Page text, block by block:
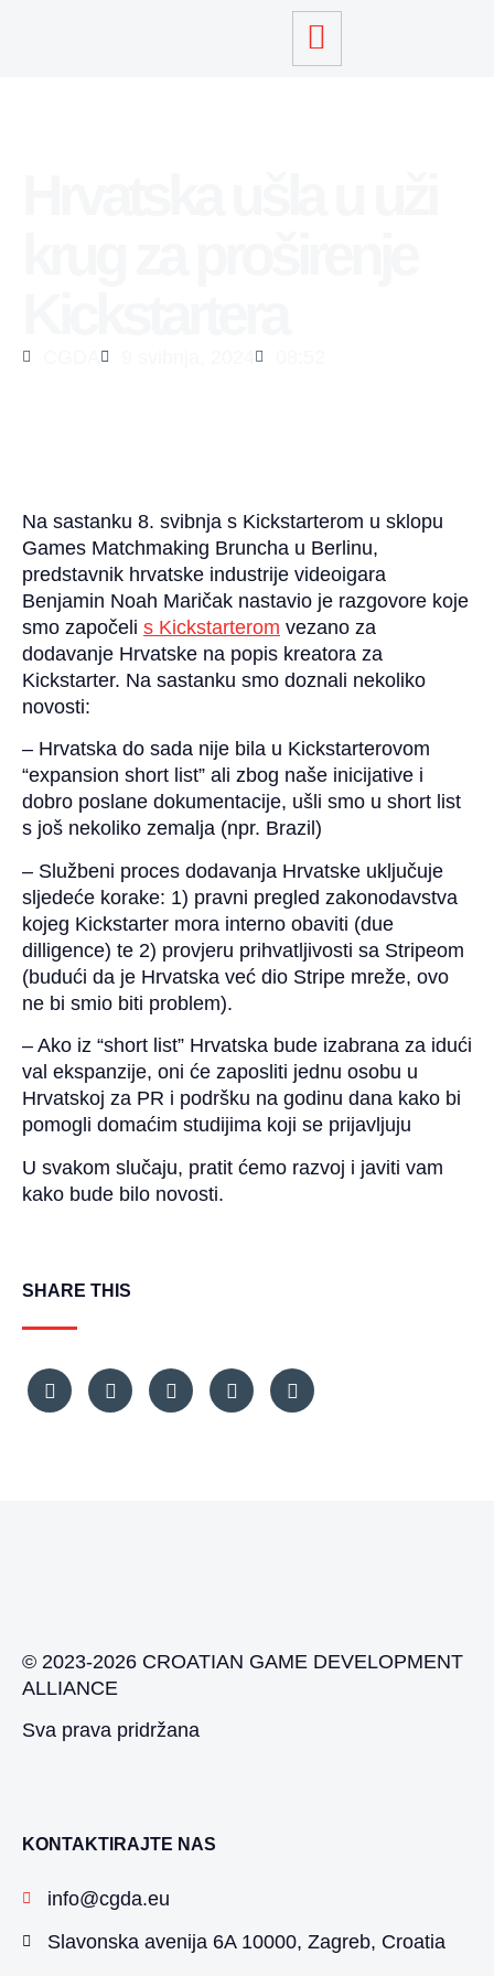
Na sastanku 8. svibnja s Kickstarterom u sklopu
Games Matchmaking Bruncha u Berlinu,
predstavnik hrvatske industrije videoigara
Benjamin Noah Maričak nastavio je razgovore koje
smo započeli s Kickstarterom vezano za
dodavanje Hrvatske na popis kreatora za
Kickstarter. Na sastanku smo doznali nekoliko
novosti:
– Hrvatska do sada nije bila u Kickstarterovom
“expansion short list” ali zbog naše inicijative i
dobro poslane dokumentacije, ušli smo u short list
s još nekoliko zemalja (npr. Brazil)
– Službeni proces dodavanja Hrvatske uključuje
sljedeće korake: 1) pravni pregled zakonodavstva
kojeg Kickstarter mora interno obaviti (due
dilligence) te 2) provjeru prihvatljivosti sa Stripeom
(budući da je Hrvatska već dio Stripe mreže, ovo
ne bi smio biti problem).
– Ako iz “short list” Hrvatska bude izabrana za idući
val ekspanzije, oni će zaposliti jednu osobu u
Hrvatskoj za PR i podršku na godinu dana kako bi
pomogli domaćim studijima koji se prijavljuju
U svakom slučaju, pratit ćemo razvoj i javiti vam
kako bude bilo novosti.
SHARE THIS
© 2023-2026 CROATIAN GAME DEVELOPMENT
ALLIANCE
Sva prava pridržana
KONTAKTIRAJTE NAS
info@cgda.eu
Slavonska avenija 6A 10000, Zagreb, Croatia